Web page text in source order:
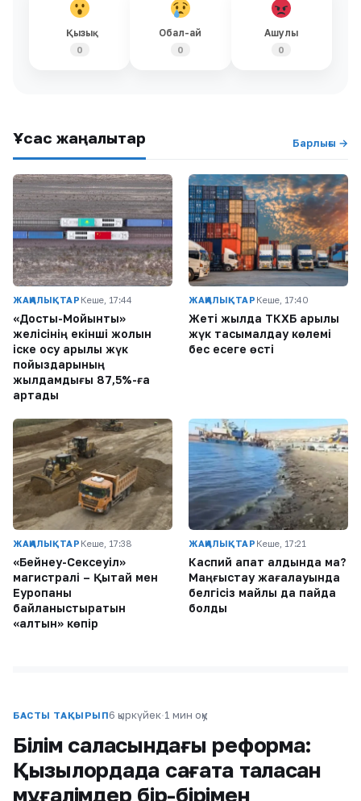
Қызық
0
Обал-ай
0
Ашулы
0
Ұқсас жаңалықтар Барлығы →
ЖАҢАЛЫҚТАР Кеше, 17:44
«Достық-Мойынты»
желісінің екінші жолын
іске қосу арқылы жүк
пойыздарының
жылдамдығы 87,5%-ға
артады
ЖАҢАЛЫҚТАР Кеше, 17:40
Жеті жылда ТКХБ арқылы
жүк тасымалдау көлемі
бес есеге өсті
ЖАҢАЛЫҚТАР Кеше, 17:38
«Бейнеу-Сексеуіл»
магистралі – Қытай мен
Еуропаны
байланыстыратын
«алтын» көпір
ЖАҢАЛЫҚТАР Кеше, 17:21
Каспий апат алдында ма?
Маңғыстау жағалауында
белгісіз майлы дақ пайда
болды
БАСТЫ ТАҚЫРЫП6 қыркүйек·1 мин оқу
Білім саласындағы реформа:
Қызылордада сағатқа таласқан
мұғалімдер бір-бірімен